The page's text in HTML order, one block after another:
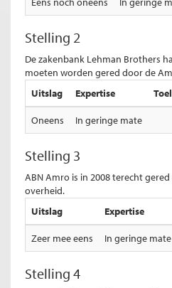
Stelling 2
De zakenbank Lehman Brothers
moeten worden gered door de
Uitslag
Expertise
Oneens In geringe mate
Stelling 3
ABN Amro is in 2008 terecht
overheid.
Uitslag
Expertise
Zeer mee eens In geringe mate
Stelling 4